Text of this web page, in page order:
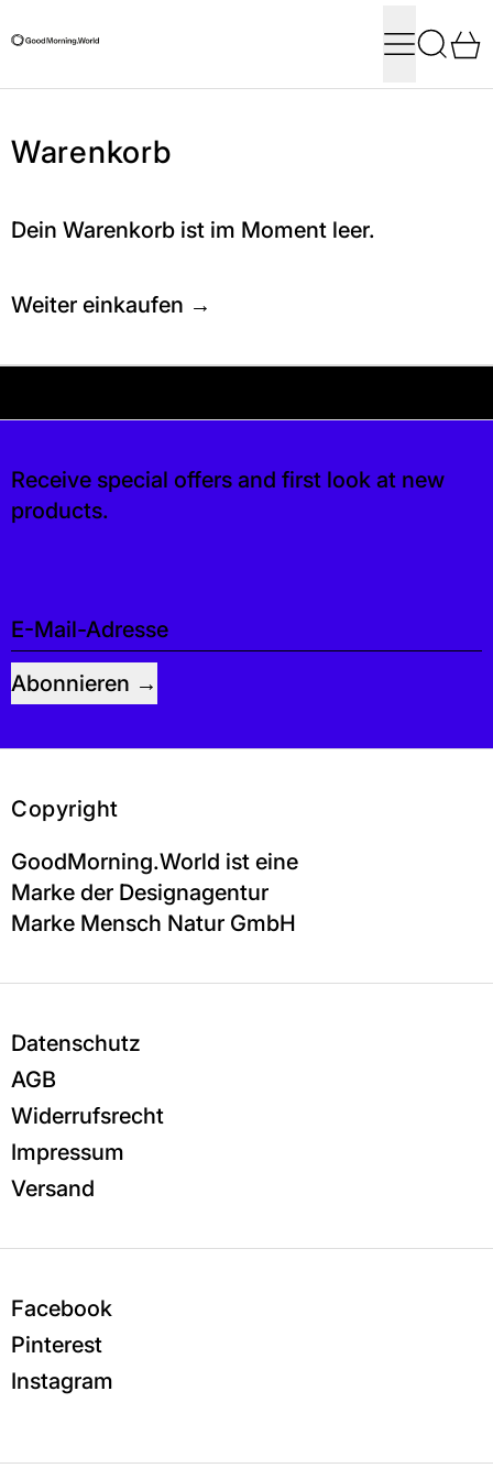
MenüSuchen
Warenkorb
Dein Warenkorb ist im Moment leer.
Weiter einkaufen
Receive special offers and first look at new
products.
E-Mail-Adresse
Abonnieren
Copyright
GoodMorning.World ist eine
Marke der Designagentur
Marke Mensch Natur GmbH
Datenschutz
AGB
Widerrufsrecht
Impressum
Versand
Facebook
Pinterest
Instagram